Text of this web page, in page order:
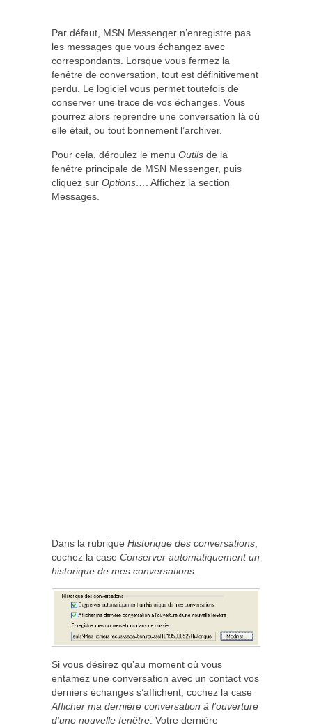
Par défaut, MSN Messenger n’enregistre pas
les messages que vous échangez avec
correspondants. Lorsque vous fermez la
fenêtre de conversation, tout est définitivement
perdu. Le logiciel vous permet toutefois de
conserver une trace de vos échanges. Vous
pourrez alors reprendre une conversation là où
elle était, ou tout bonnement l’archiver.
Pour cela, déroulez le menu Outils de la
fenêtre principale de MSN Messenger, puis
cliquez sur Options… . Affichez la section
Messages.
Dans la rubrique Historique des conversations
cochez la case Conserver automatiquement un
historique de mes conversations
Si vous désirez qu’au moment où vous
entamez une conversation avec un contact vos
derniers échanges s’affichent, cochez la case
Afficher ma dernière conversation à l’ouverture
d’une nouvelle fenêtre. Votre dernière